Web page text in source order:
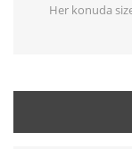
Her konuda